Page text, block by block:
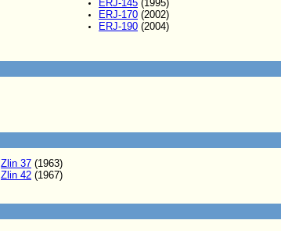
ERJ-145 (1995)
ERJ-170 (2002)
ERJ-190 (2004)
Zlin 37 (1963)
Zlin 42 (1967)